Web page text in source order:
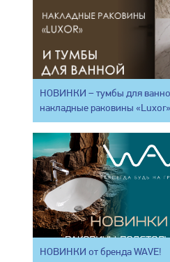
НОВИНКИ – тумбы для
накладные раковины
НОВИНКИ от бренда WAVE!